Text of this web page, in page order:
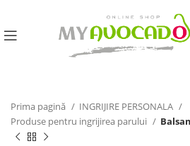
Prima pagină
INGRIJIRE PERSONALA
Produse pentru ingrijirea parului